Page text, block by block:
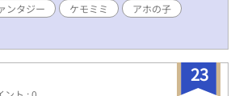
ンタジー ケモミミ
アホの子
23